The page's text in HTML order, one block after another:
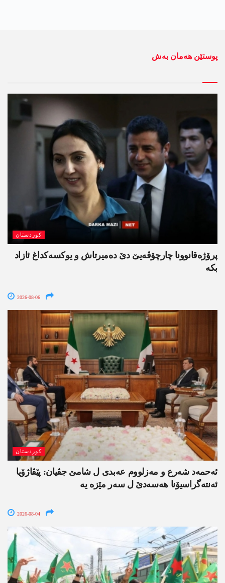
پوستێن ھەمان بەش
کوردستان
پرۆژەقانوونا چارچۆڤەیێ دێ دەمیرتاش و یوکسەکداغ ئازاد
بکە
2026-08-06
کوردستان
ئەحمەد شەرع و مەزلووم عەبدی ل شامێ جڤیان: پێڤاژۆیا
ئەنتەگراسیۆنا ھەسەدێ ل سەر مێزە یە
2026-08-04